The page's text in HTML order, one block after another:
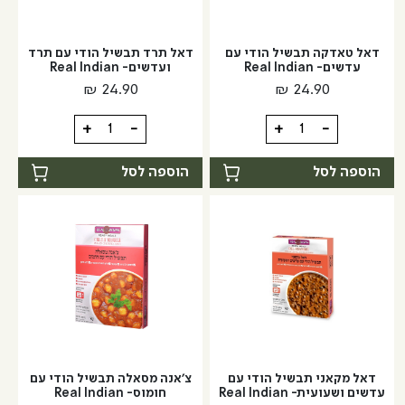
דאל טאדקה תבשיל הודי עם
עדשים- Real Indian
₪ 24.90
-
כמות
של
דאל
טאדקה
הודי
עם
עדשים-
Real
Indian
+
הוספה לסל
דאל תרד תבשיל הודי עם תרד
ועדשים- Real Indian
₪ 24.90
-
כמות
של
דאל
תרד
הודי
עם
תרד
ועדשים-
Real
+
הוספה לסל
דאל מקאני תבשיל הודי עם
עדשים ושעועית- Real Indian
צ'אנה מסאלה תבשיל הודי עם
חומוס- Real Indian